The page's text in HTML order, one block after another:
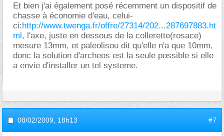
Et bien j'ai également posé récemment un dispositif de
chasse à économie d'eau, celui-
ci:http://www.twenga.fr/offre/27314/202...287697883.ht
ml, l'axe, juste en dessous de la collerette(rosace)
mesure 13mm, et paleolisou dit qu'elle n'a que 10mm,
donc la solution d'archeos est la seule possible si elle
a envie d'installer un tel systeme.
08/02/2009, 18h13 #7